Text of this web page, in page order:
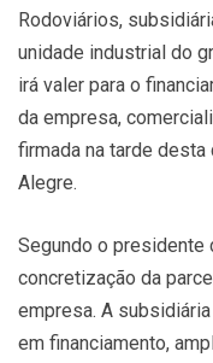
Rodoviários,
unidade industrial do
irá valer para o
da empresa,
firmada na tarde
Alegre.
Segundo o presidente
concretização da
empresa. A
em financiamento,